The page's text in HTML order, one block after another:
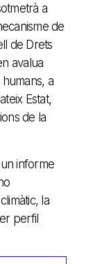
a
de
de Drets
avalua
a
Estat,
de la
informe
la
perfil